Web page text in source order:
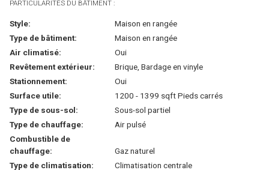
PARTICULARITÉS DU BÂTIMENT :
Style:
Maison en rangée
Type de bâtiment:
Maison en rangée
Air climatisé:
Oui
Revêtement extérieur:
Brique, Bardage en vinyle
Stationnement:
Oui
Surface utile:
1200 - 1399 sqft Pieds carrés
Type de sous-sol:
Sous-sol partiel
Type de chauffage:
Air pulsé
Combustible de
chauffage:
Gaz naturel
Type de climatisation:
Climatisation centrale